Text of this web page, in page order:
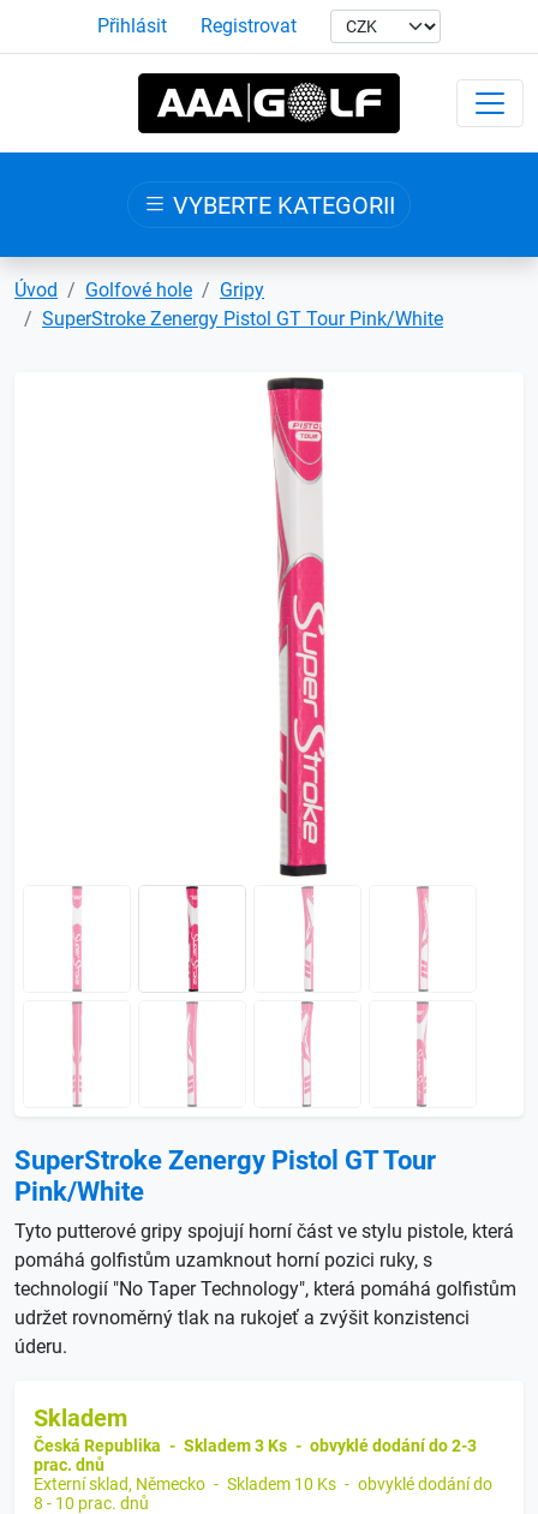
Přihlásit Registrovat
VYBERTE KATEGORII
Úvod Golfové hole
Gripy
SuperStroke Zenergy Pistol GT Tour Pink/White
SuperStroke Zenergy Pistol GT Tour
Pink/White
Tyto putterové gripy spojují horní část ve stylu pistole, která
pomáhá golfistům uzamknout horní pozici ruky, s
technologií "No Taper Technology", která pomáhá golfistům
udržet rovnoměrný tlak na rukojeť a zvýšit konzistenci
úderu.
Skladem
Česká Republika - Skladem 3 Ks - obvyklé dodání do 2-3
prac. dnů
Externí sklad, Německo - Skladem 10 Ks - obvyklé dodání do
8 - 10 prac. dnů